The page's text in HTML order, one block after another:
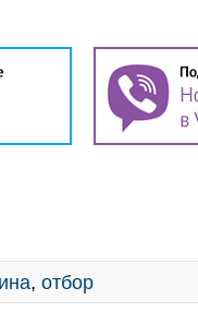
, отбор